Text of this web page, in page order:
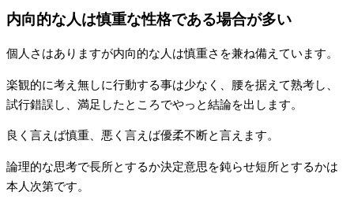
内向的な人は慎重な性格である場合が多い
個人さはありますが内向的な人は慎重さを兼ね備えています。
楽観的に考え無しに行動する事は少なく、腰を据えて熟考し、
試行錯誤し、満足したところでやっと結論を出します。
良く言えば慎重、悪く言えば優柔不断と言えます。
論理的な思考で長所とするか決定意思を鈍らせ短所とするかは
本人次第です。